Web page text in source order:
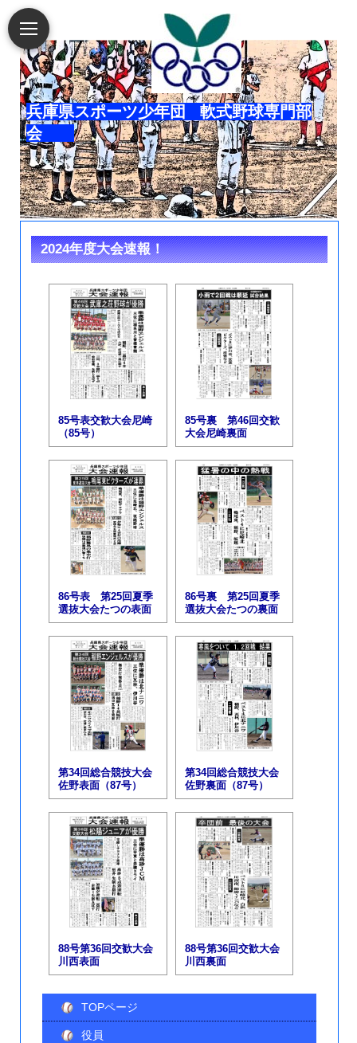
兵庫県スポーツ少年団 軟式野球専門部
会
2024年度大会速報！
85号表交歓大会尼崎
（85号）
85号裏 第46回交歓
大会尼崎裏面
86号表 第25回夏季
選抜大会たつの表面
86号裏 第25回夏季
選抜大会たつの裏面
第34回総合競技大会
佐野表面（87号）
第34回総合競技大会
佐野裏面（87号）
88号第36回交歓大会
川西表面
88号第36回交歓大会
川西裏面
TOPページ
役員